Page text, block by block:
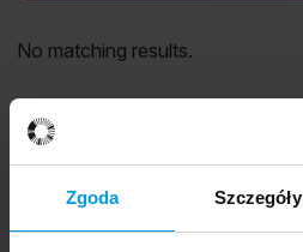
Zgoda Szczegóły
No matching results.
Dolna
Obserwuj nas!